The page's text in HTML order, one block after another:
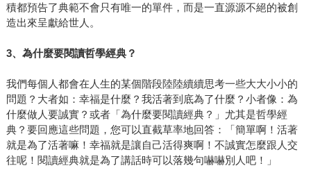
積都預告了典範不會只有唯一的單件，而是一直源源不絕的被創
造出來呈獻給世人。
3、為什麼要閱讀哲學經典？
我們每個人都會在人生的某個階段陸陸續續思考一些大大小小的
問題？大者如：幸福是什麼？我活著到底為了什麼？小者像：為
什麼做人要誠實？或者「為什麼要閱讀經典？」尤其是哲學經
典？要回應這些問題，您可以直截草率地回答：「簡單啊！活著
就是為了活著嘛！幸福就是讓自己活得爽啊！不誠實怎麼跟人交
往呢！閱讀經典就是為了講話時可以落幾句嚇嚇別人吧！」